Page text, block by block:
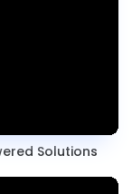
Solutions